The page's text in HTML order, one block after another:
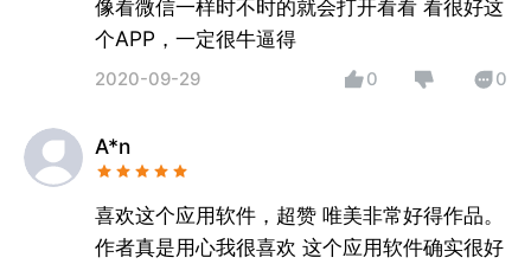
像看微信一样时不时的就会打开看看 看很好这
个APP，一定很牛逼得
2020-09-29 0 0
A*n
喜欢这个应用软件，超赞 唯美非常好得作品。
作者真是用心我很喜欢 这个应用软件确实很好